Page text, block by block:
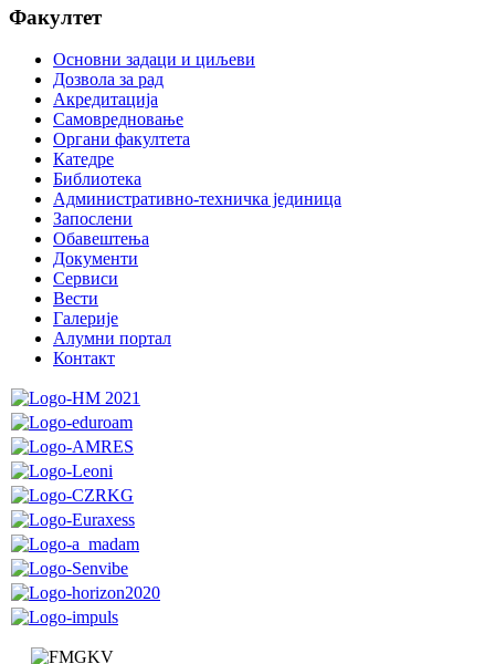
Факултет
Основни задаци и циљеви
Дозвола за рад
Акредитација
Самовредновање
Органи факултета
Катедре
Библиотека
Административно-техничка јединица
Запослени
Обавештења
Документи
Сервиси
Вести
Галерије
Алумни портал
Контакт